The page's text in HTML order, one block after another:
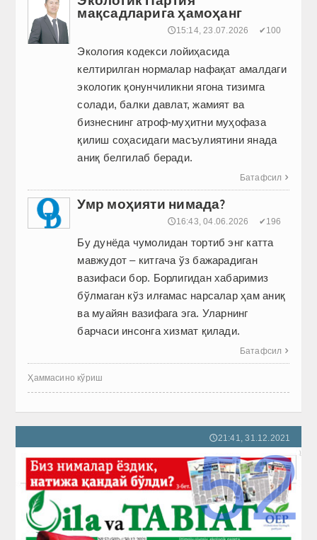
мақсадларига ҳамоҳанг
🕔15:14, 23.07.2026 ✔100
Экология кодекси лойиҳасида
келтирилган нормалар нафақат амалдаги
экологик қонунчиликни ягона тизимга
солади, балки давлат, жамият ва
бизнеснинг атроф-муҳитни муҳофаза
қилиш соҳасидаги масъ­улиятини янада
аниқ белгилаб беради.
Батафсил 
Умр моҳияти нимада?
🕔16:43, 04.06.2026 ✔196
Бу дунёда чумолидан тортиб энг катта
мавжудот – китгача ўз бажарадиган
вазифаси бор. Борлигидан хабаримиз
бўлмаган кўз илғамас нарсалар ҳам аниқ
ва муайян вазифага эга. Уларнинг
барчаси инсонга хизмат қилади.
Батафсил 
Ҳаммасино кўриш
🕔21:41, 31.12.2021
52